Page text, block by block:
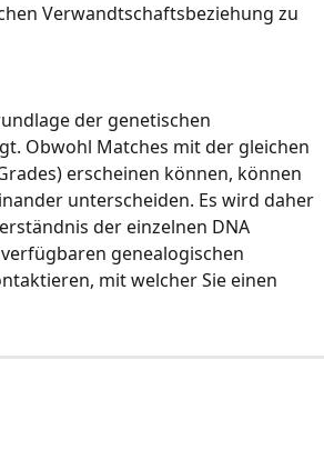
Verwandtschaftsbeziehung zu
der genetischen
Obwohl Matches mit der gleichen
erscheinen können, können
unterscheiden. Es wird daher
der einzelnen DNA
genealogischen
mit welcher Sie einen